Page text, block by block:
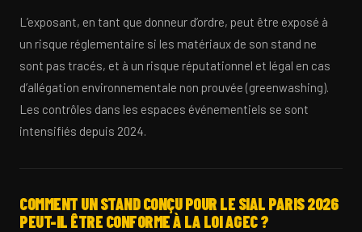
L’exposant, en tant que donneur d’ordre, peut être exposé à
un risque réglementaire si les matériaux de son stand ne
sont pas tracés, et à un risque réputationnel et légal en cas
d’allégation environnementale non prouvée (greenwashing).
Les contrôles dans les espaces événementiels se sont
intensifiés depuis 2024.
COMMENT UN STAND CONÇU POUR LE SIAL PARIS 2026
PEUT-IL ÊTRE CONFORME À LA LOI AGEC ?